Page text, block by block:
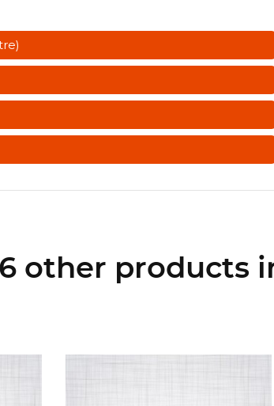
other products